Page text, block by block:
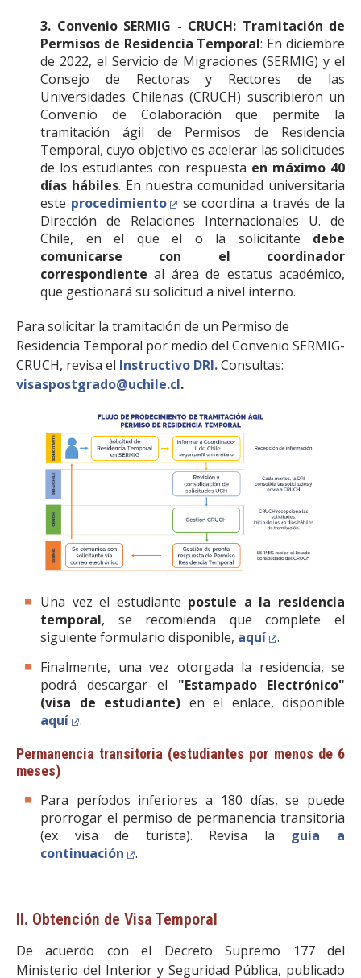
3. Convenio SERMIG - CRUCH: Tramitación de
Permisos de Residencia Temporal: En diciembre
de 2022, el Servicio de Migraciones (SERMIG) y el
Consejo de Rectoras y Rectores de las
Universidades Chilenas (CRUCH) suscribieron un
Convenio de Colaboración que permite la
tramitación ágil de Permisos de Residencia
Temporal, cuyo objetivo es acelerar las solicitudes
de los estudiantes con respuesta en máximo 40
días hábiles. En nuestra comunidad universitaria
este procedimiento
se coordina a través de la
Dirección de Relaciones Internacionales U. de
Chile, en el que el o la solicitante debe
comunicarse con el coordinador
correspondiente al área de estatus académico,
que gestionará su solicitud a nivel interno.
Para solicitar la tramitación de un Permiso de
Residencia Temporal por medio del Convenio SERMIG-
CRUCH, revisa el Instructivo DRI.Consultas:
visaspostgrado@uchile.cl.
Una vez el estudiante postule a la residencia
temporal, se recomienda que complete el
siguiente formulario disponible, aquí
.
Finalmente, una vez otorgada la residencia, se
podrá
descargar el "Estampado Electrónico"
(visa de estudiante) en el enlace, disponible
aquí
.
Permanencia transitoria (estudiantes por menos de 6
meses)
Para períodos inferiores a 180 días, se puede
prorrogar el permiso de permanencia transitoria
(ex visa de turista). Revisa la guía a
continuación
.
II. Obtención de Visa Temporal
De acuerdo con el Decreto Supremo 177 del
Ministerio del Interior y Seguridad Pública, publicado